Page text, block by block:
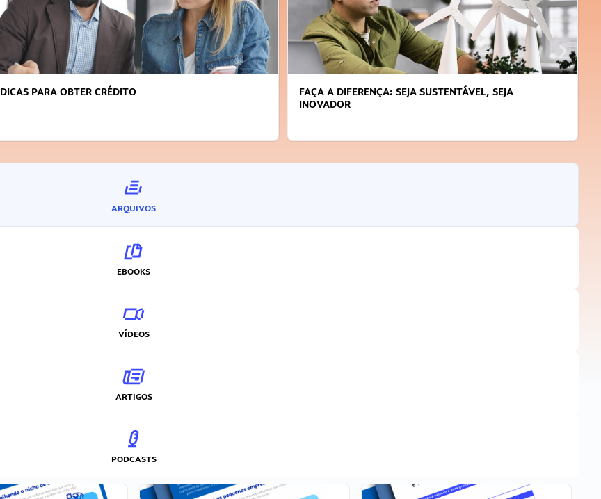
FAÇA A DIFERENÇA: SEJA SUSTENTÁVEL, SEJA
APRENDA A GERENCIAR O SEU TEMPO
ARQUIVOS
EBOOKS
VÍDEOS
ARTIGOS
PODCASTS